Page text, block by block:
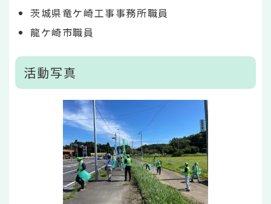
茨城県竜ケ崎工事事務所職員
龍ケ崎市職員
活動写真